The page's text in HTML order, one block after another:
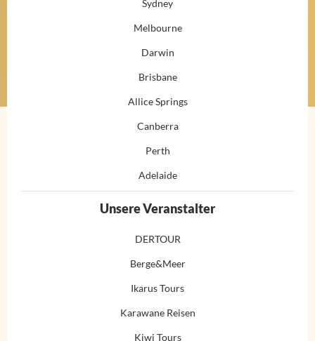
Sydney
Melbourne
Darwin
Brisbane
Allice Springs
Canberra
Perth
Adelaide
Unsere Veranstalter
DERTOUR
Berge&Meer
Ikarus Tours
Karawane Reisen
Kiwi Tours